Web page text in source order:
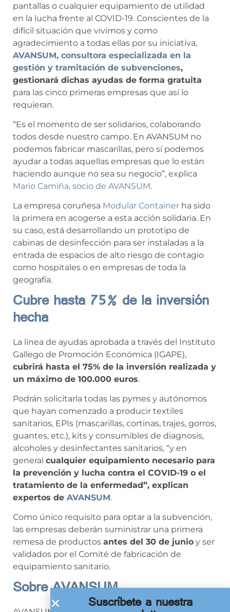
pantallas o cualquier equipamiento de utilidad
en la lucha frente al COVID-19. Conscientes de la
difícil situación que vivimos y como
agradecimiento a todas ellas por su iniciativa,
AVANSUM, consultora especializada en la
gestión y tramitación de subvenciones,
gestionará dichas ayudas de forma gratuita
para las cinco primeras empresas que así lo
requieran.
“Es el momento de ser solidarios, colaborando
todos desde nuestro campo. En AVANSUM no
podemos fabricar mascarillas, pero sí podemos
ayudar a todas aquellas empresas que lo están
haciendo aunque no sea su negocio”, explica
Mario Camiña, socio de AVANSUM.
La empresa coruñesa Modular Container ha sido
la primera en acogerse a esta acción solidaria. En
su caso, está desarrollando un prototipo de
cabinas de desinfección para ser instaladas a la
entrada de espacios de alto riesgo de contagio
como hospitales o en empresas de toda la
geografía.
Cubre hasta 75% de la inversión
hecha
La línea de ayudas aprobada a través del Instituto
Gallego de Promoción Económica (IGAPE),
cubrirá hasta el 75% de la inversión realizada y
un máximo de 100.000 euros.
Podrán solicitarla todas las pymes y autónomos
que hayan comenzado a producir textiles
sanitarios, EPIs (mascarillas, cortinas, trajes, gorros,
guantes, etc.), kits y consumibles de diagnosis,
alcoholes y desinfectantes sanitarios, “y en
general cualquier equipamiento necesario para
la prevención y lucha contra el COVID-19 o el
tratamiento de la enfermedad”, explican
expertos de AVANSUM.
Como único requisito para optar a la subvención,
las empresas deberán suministrar una primera
remesa de productos antes del 30 de junio y ser
validados por el Comité de fabricación de
equipamiento sanitario.
Sobre AVANSUM
Suscríbete a nuestra